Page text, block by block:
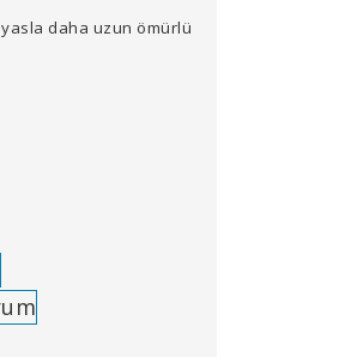
daha uzun ömürlü